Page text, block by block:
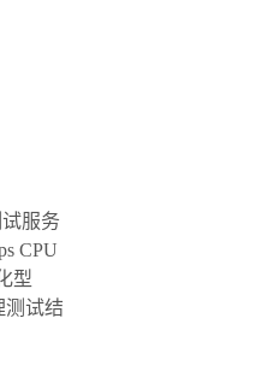
服务
CPU
型
测试结